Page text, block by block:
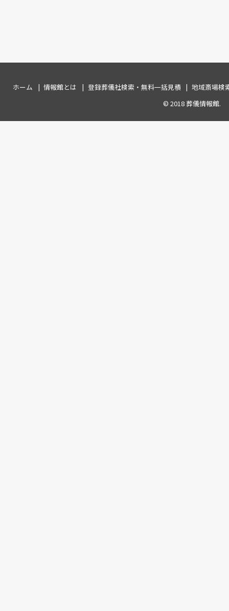
ホーム 情報館とは 登録葬儀社検索・無料一括見積
地域斎場検
© 2018葬儀情報館.